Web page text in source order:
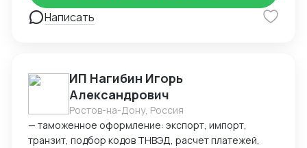
Написать
ИП Нагибин Игорь
Александрович
Ростов-на-Дону, Россия
— таможенное оформление: экспорт, импорт,
транзит, подбор кодов ТНВЭД, расчет платежей,